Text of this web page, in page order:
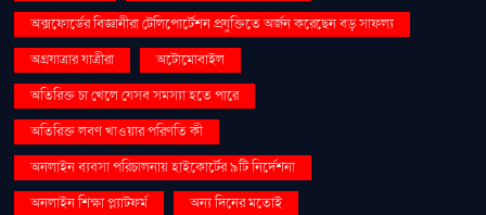
অক্সফোর্ডের বিজ্ঞানীরা টেলিপোর্টেশন প্রযুক্তিতে অর্জন করেছেন বড় সাফল্য
অগ্রযাত্রার যাত্রীরা
অটোমোবাইল
অতিরিক্ত চা খেলে যেসব সমস্যা হতে পারে
অতিরিক্ত লবণ খাওয়ার পরিণতি কী
অনলাইন ব্যবসা পরিচালনায় হাইকোর্টের ৯টি নির্দেশনা
অনলাইন শিক্ষা প্ল্যাটফর্ম
অন্য দিনের মতোই